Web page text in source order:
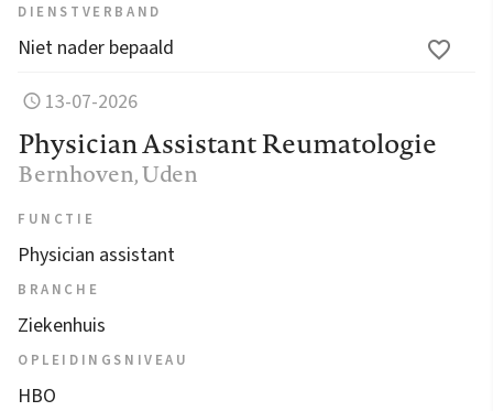
DIENSTVERBAND
Niet nader bepaald
13-07-2026
Physician Assistant Reumatologie
Bernhoven, Uden
FUNCTIE
Physician assistant
BRANCHE
Ziekenhuis
OPLEIDINGSNIVEAU
HBO